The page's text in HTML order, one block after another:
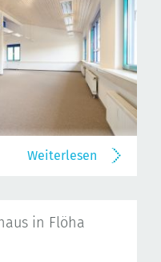
Weiterlesen
in Flöha